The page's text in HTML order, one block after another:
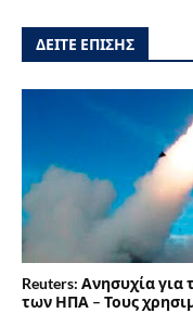
ΔΕΙΤΕ ΕΠΙΣΗΣ
Reuters: Ανησυχία
των ΗΠΑ – Τους